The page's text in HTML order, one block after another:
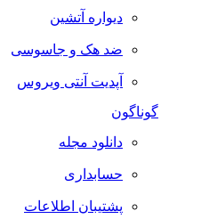
دیواره آتشین
ضد هک و جاسوسی
آپدیت آنتی ویروس
گوناگون
دانلود مجله
حسابداری
پشتیبان اطلاعات